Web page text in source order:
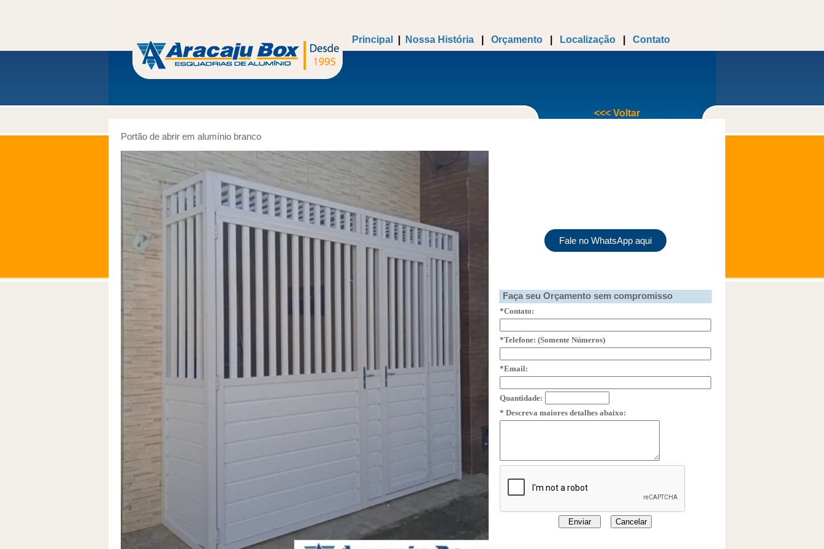
Principal Nossa História| Orçamento| Localização| Contato
<<< Voltar
Portão de abrir em alumínio branco
Fale no WhatsApp aqui
Faça seu Orçamento sem compromisso
*Contato:
*Telefone: (Somente Números)
*Email:
Quantidade:
* Descreva maiores detalhes abaixo: